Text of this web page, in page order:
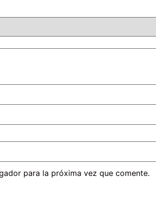
para la próxima vez que comente.